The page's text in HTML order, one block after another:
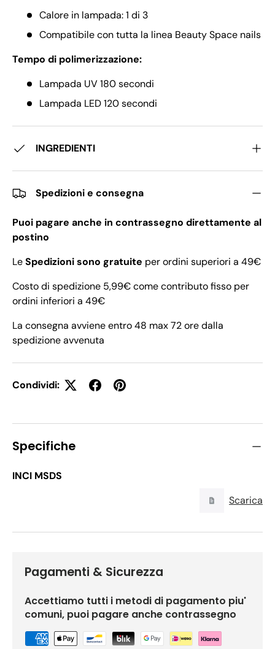
Calore in lampada: 1 di 3
Compatibile con tutta la linea Beauty Space nails
Tempo di polimerizzazione:
Lampada UV 180 secondi
Lampada LED 120 secondi
INGREDIENTI
Spedizioni e consegna
Puoi pagare anche in contrassegno direttamente al
postino
LeSpedizioni sono gratuite per ordini superiori a 49€
Costo di spedizione 5,99€ come contributo fisso per
ordini inferiori a 49€
La consegna avviene entro 48 max 72 ore dalla
spedizione avvenuta
Condividi:
Specifiche
INCI MSDS
Scarica
Pagamenti & Sicurezza
Accettiamo tutti i metodi di pagamento piu'
comuni, puoi pagare anche contrassegno